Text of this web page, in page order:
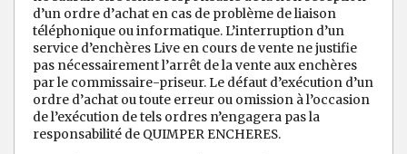
d’un ordre d’achat en cas de problème de liaison
téléphonique ou informatique. L’interruption d’un
service d’enchères Live en cours de vente ne justifie
pas nécessairement l’arrêt de la vente aux enchères
par le commissaire-priseur. Le défaut d’exécution d’un
ordre d’achat ou toute erreur ou omission à l’occasion
de l’exécution de tels ordres n’engagera pas la
responsabilité de QUIMPER ENCHERES.